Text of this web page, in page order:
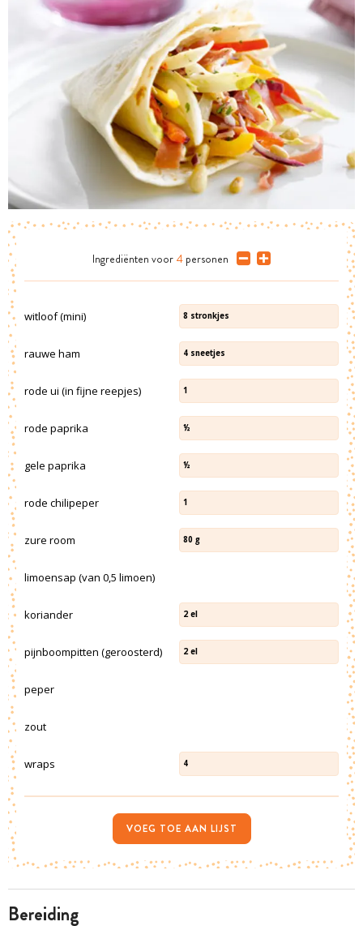
bereiding
Ingrediënten voor 4 personen
witloof (mini) 8 stronkjes
rauwe ham 4 sneetjes
rode ui (in fijne reepjes) 1
rode paprika ½
gele paprika ½
rode chilipeper 1
zure room 80 g
limoensap (van 0,5 limoen)
koriander 2 el
pijnboompitten (geroosterd) 2 el
peper
zout
wraps 4
VOEG TOE AAN LIJST